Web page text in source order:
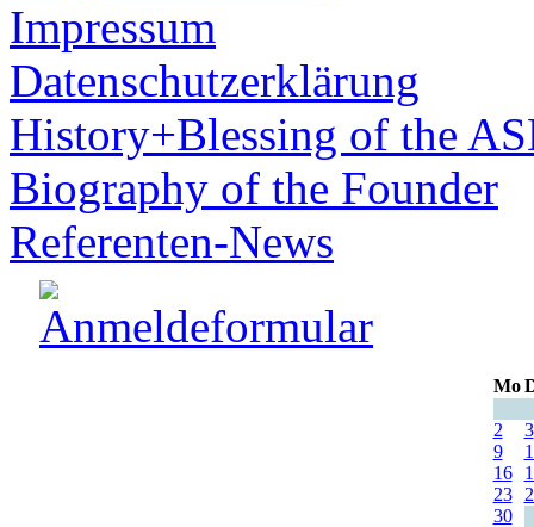
Impressum
Datenschutzerklärung
History+Blessing of the
Biography of the Founder
Referenten-News
Mo
2
3
9
16
23
30